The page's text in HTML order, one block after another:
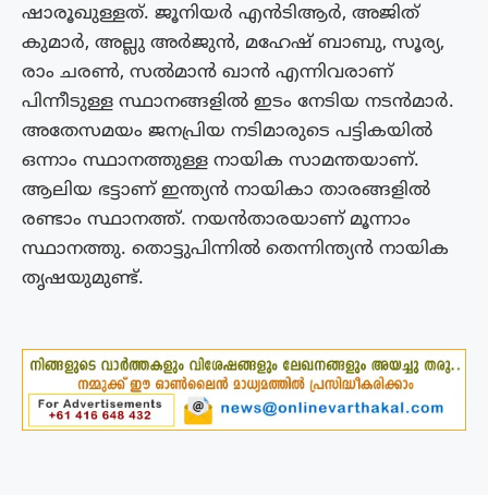
ഷാരൂഖുള്ളത്. ജൂനിയർ എൻടിആർ, അജിത്
കുമാർ, അല്ലു അർജുൻ, മഹേഷ് ബാബു, സൂര്യ,
രാം ചരൺ, സൽമാൻ ഖാൻ എന്നിവരാണ്
പിന്നീടുള്ള സ്ഥാനങ്ങളിൽ ഇടം നേടിയ നടൻമാർ.
അതേസമയം ജനപ്രിയ നടിമാരുടെ പട്ടികയിൽ
ഒന്നാം സ്ഥാനത്തുള്ള നായിക സാമന്തയാണ്.
ആലിയ ഭട്ടാണ് ഇന്ത്യൻ നായികാ താരങ്ങളില്‍
രണ്ടാം സ്ഥാനത്ത്. നയൻതാരയാണ് മൂന്നാം
സ്ഥാനത്തു. തൊട്ടുപിന്നിൽ തെന്നിന്ത്യൻ നായിക
തൃഷയുമുണ്ട്.